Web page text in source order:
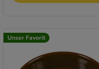
Unser Favorit